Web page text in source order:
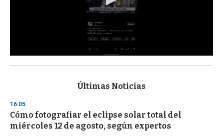
s
d
s
o
f
Últimas Noticias
16:05
Cómo fotografiar el eclipse solar total del
miércoles 12 de agosto, según expertos